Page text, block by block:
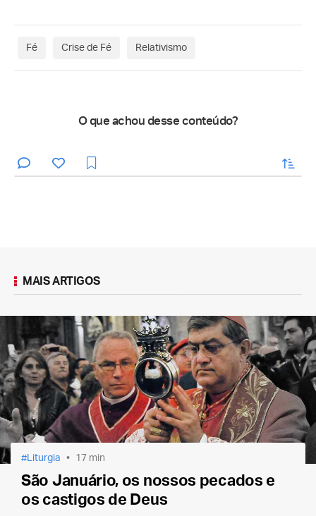
Fé Crise de Fé Relativismo
O que achou desse conteúdo?
enviar
MAIS ARTIGOS
Liturgia 17 min
São Januário, os nossos pecados e
os castigos de Deus